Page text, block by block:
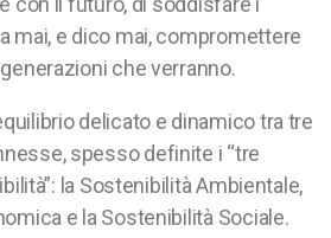
mai, e dico mai, compromettere
che verranno.
delicato e dinamico tra tre
spesso definite i “tre
la Sostenibilità Ambientale,
e la Sostenibilità Sociale.